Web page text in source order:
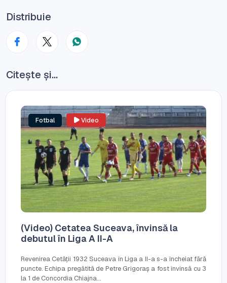
Distribuie
Citește și...
Fotbal Video
(Video) Cetatea Suceava, învinsă la
debutul în Liga A II-A
Revenirea Cetății 1932 Suceava în Liga a II-a s-a încheiat fără
puncte. Echipa pregătită de Petre Grigoraș a fost învinsă cu 3
la 1 de Concordia Chiajna...